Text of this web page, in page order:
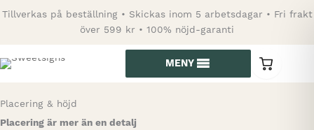
Tillverkas på beställning • Skickas inom 5 arbetsdagar • Fri frakt
över 599 kr • 100% nöjd-garanti
MENY 0
Placering & höjd
Placering är mer än en detalj